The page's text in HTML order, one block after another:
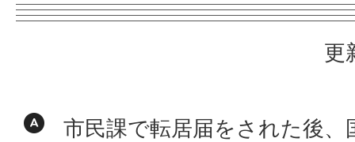
更
市民課で転居届をされた後、